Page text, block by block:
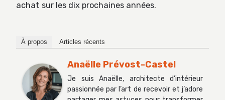
achat sur les dix prochaines années.
À propos Articles récents
Anaëlle Prévost-Castel
Je suis Anaëlle, architecte d’intérieur
passionnée par l’art de recevoir et j’adore